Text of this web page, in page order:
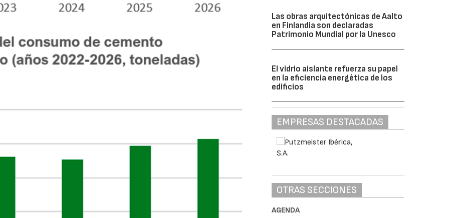
Las obras arquitectónicas de Aalto
en Finlandia son declaradas
Patrimonio Mundial por la Unesco
El vidrio aislante refuerza su papel
en la eficiencia energética de los
edificios
EMPRESAS DESTACADAS
OTRAS SECCIONES
AGENDA